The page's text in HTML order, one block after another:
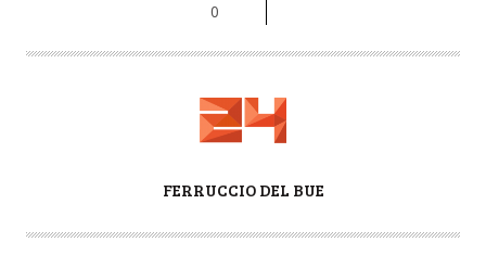
0
T
FERRUCCIO DEL BUE